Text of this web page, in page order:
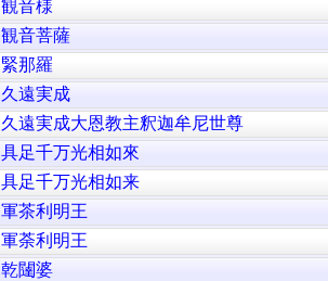
観音様
観音菩薩
緊那羅
久遠実成
久遠実成大恩教主釈迦牟尼世尊
具足千万光相如來
具足千万光相如来
軍茶利明王
軍荼利明王
乾闥婆